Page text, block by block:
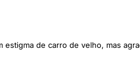
estigma de carro de velho, mas